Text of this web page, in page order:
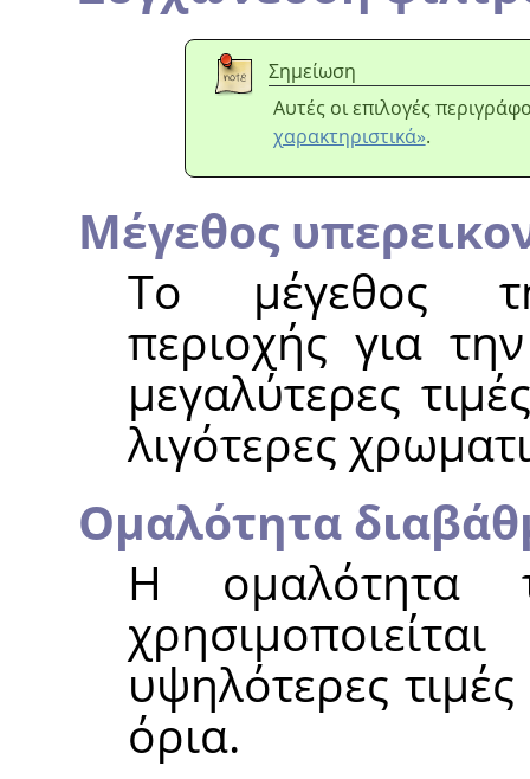
Σημείωση
Αυτές οι επιλογές
χαρακτηριστικά».
Μέγεθος
Το μέγεθος
περιοχής για
μεγαλύτερες
λιγότερες
Ομαλότητα
Η ομαλότητα
υψηλότερες
όρια.